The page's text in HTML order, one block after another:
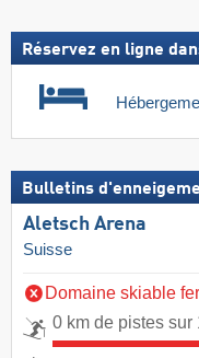
Réservez en ligne
Bulletins
Aletsch Arena
Suisse
Domaine skiable
0 km de pistes sur